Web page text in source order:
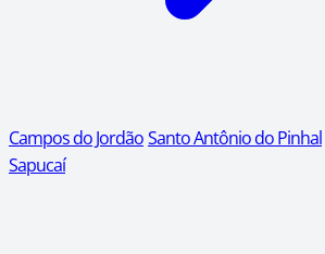
Campos do JordãoSanto Antônio do Pinhal
Sapucaí